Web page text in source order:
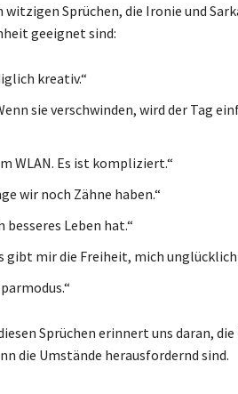
Sprüchen, die Ironie und
geeignet sind:
kreativ.“
sie verschwinden, wird der Tag
WLAN. Es ist kompliziert.“
wir noch Zähne haben.“
Leben hat.“
gibt mir die Freiheit, mich
Sprüchen erinnert uns daran,
die Umstände herausfordernd sind.